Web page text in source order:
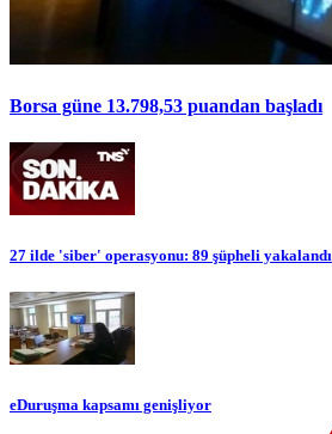
Borsa güne 13.798,53 puandan başladı
27 ilde 'siber' operasyonu: 89 şüpheli yakalandı
eDuruşma kapsamı genişliyor